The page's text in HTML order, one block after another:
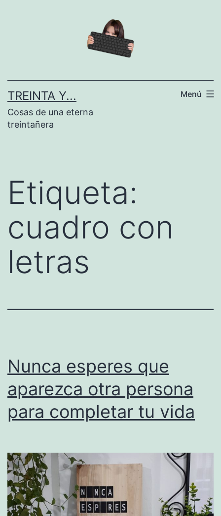
TREINTA Y...
Cosas de una eterna
treintañera
Menú
Etiqueta:
cuadro con
letras
Nunca esperes que
aparezca otra persona
para completar tu vida